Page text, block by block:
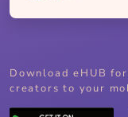
Download eHUB
creators to your